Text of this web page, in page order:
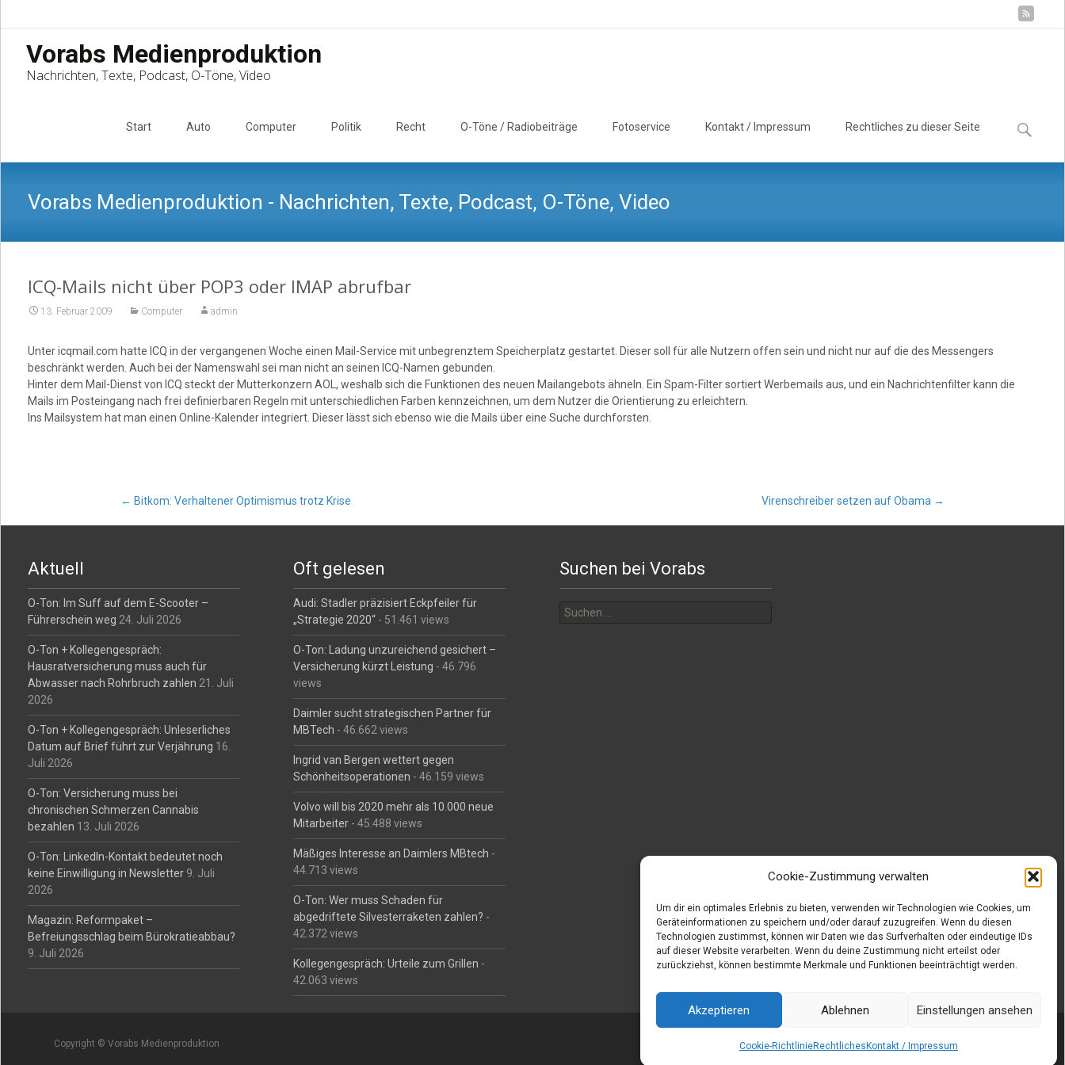
Cookie-Zustimmung verwalten
Um dir ein optimales Erlebnis zu bieten, verwenden wir Technologien wie Cookies, um
Geräteinformationen zu speichern und/oder darauf zuzugreifen. Wenn du diesen
Technologien zustimmst, können wir Daten wie das Surfverhalten oder eindeutige IDs
auf dieser Website verarbeiten. Wenn du deine Zustimmung nicht erteilst oder
zurückziehst, können bestimmte Merkmale und Funktionen beeinträchtigt werden.
Akzeptieren Ablehnen Einstellungen ansehen
Cookie-RichtlinieRechtliches Kontakt / Impressum
Vorabs Medienproduktion
Nachrichten, Texte, Podcast, O-Töne, Video
Start Auto Computer Politik Recht O-Töne / Radiobeiträge Fotoservice Kontakt / Impressum Rechtliches zu dieser Seite
Suchen
nach:
Vorabs Medienproduktion - Nachrichten, Texte, Podcast, O-Töne, Video
ICQ-Mails nicht über POP3 oder IMAP abrufbar
13. Februar 2009 Computer admin
Unter icqmail.com hatte ICQ in der vergangenen Woche einen Mail-Service mit unbegrenztem Speicherplatz gestartet. Dieser soll für alle Nutzern offen sein und nicht nur auf die des Messengers
beschränkt werden. Auch bei der Namenswahl sei man nicht an seinen ICQ-Namen gebunden.
Hinter dem Mail-Dienst von ICQ steckt der Mutterkonzern AOL, weshalb sich die Funktionen des neuen Mailangebots ähneln. Ein Spam-Filter sortiert Werbemails aus, und ein Nachrichtenfilter kann die
Mails im Posteingang nach frei definierbaren Regeln mit unterschiedlichen Farben kennzeichnen, um dem Nutzer die Orientierung zu erleichtern.
Ins Mailsystem hat man einen Online-Kalender integriert. Dieser lässt sich ebenso wie die Mails über eine Suche durchforsten.
Post
navigation
← Bitkom: Verhaltener Optimismus trotz Krise Virenschreiber setzen auf Obama →
Aktuell
O-Ton: Im Suff auf dem E-Scooter –
Führerschein weg 24. Juli 2026
O-Ton + Kollegengespräch:
Hausratversicherung muss auch für
Abwasser nach Rohrbruch zahlen 21. Juli
2026
O-Ton + Kollegengespräch: Unleserliches
Datum auf Brief führt zur Verjährung 16.
Juli 2026
O-Ton: Versicherung muss bei
chronischen Schmerzen Cannabis
bezahlen 13. Juli 2026
O-Ton: LinkedIn-Kontakt bedeutet noch
keine Einwilligung in Newsletter 9. Juli
2026
Magazin: Reformpaket –
Befreiungsschlag beim Bürokratieabbau?
9. Juli 2026
Oft gelesen
Audi: Stadler präzisiert Eckpfeiler für
„Strategie 2020“ - 51.461 views
O-Ton: Ladung unzureichend gesichert –
Versicherung kürzt Leistung - 46.796
views
Daimler sucht strategischen Partner für
MBTech - 46.662 views
Ingrid van Bergen wettert gegen
Schönheitsoperationen - 46.159 views
Volvo will bis 2020 mehr als 10.000 neue
Mitarbeiter - 45.488 views
Mäßiges Interesse an Daimlers MBtech -
44.713 views
O-Ton: Wer muss Schaden für
abgedriftete Silvesterraketen zahlen? -
42.372 views
Kollegengespräch: Urteile zum Grillen -
42.063 views
Suchen bei Vorabs
nach:
Copyright © Vorabs Medienproduktion Powered by WordPress, Designed and Developed bytemplatesnext